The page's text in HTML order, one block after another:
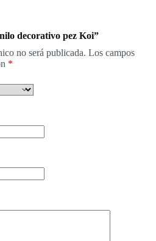
decorativo pez Koi”
no será publicada. Los campos
*